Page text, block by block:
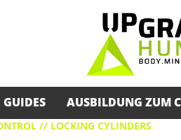
GUIDES AUSBILDUNG ZUM
// LOCKING CYLINDERS